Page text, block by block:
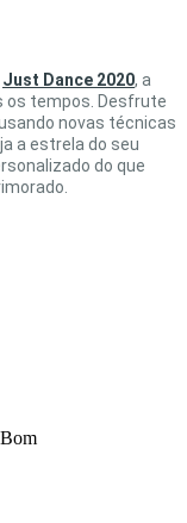
Just Dance 2020, a
os tempos. Desfrute
novas técnicas
a estrela do seu
do que
Bom